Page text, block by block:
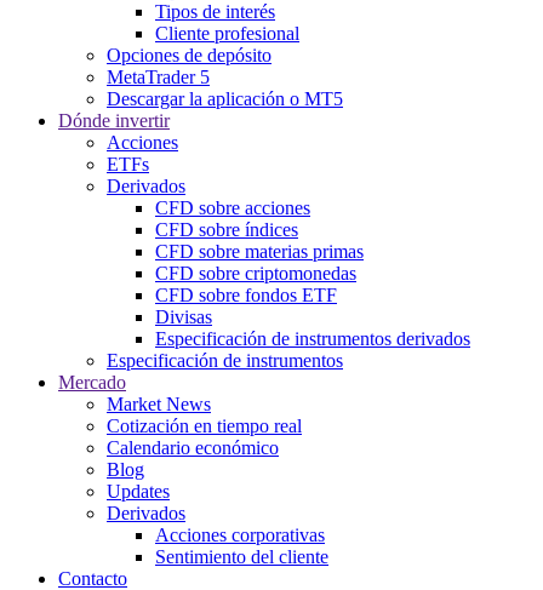
Tipos de interés
Cliente profesional
Opciones de depósito
MetaTrader 5
Descargar la aplicación o MT5
Dónde invertir
Acciones
ETFs
Derivados
CFD sobre acciones
CFD sobre índices
CFD sobre materias primas
CFD sobre criptomonedas
CFD sobre fondos ETF
Divisas
Especificación de instrumentos derivados
Especificación de instrumentos
Mercado
Market News
Cotización en tiempo real
Calendario económico
Blog
Updates
Derivados
Acciones corporativas
Sentimiento del cliente
Contacto